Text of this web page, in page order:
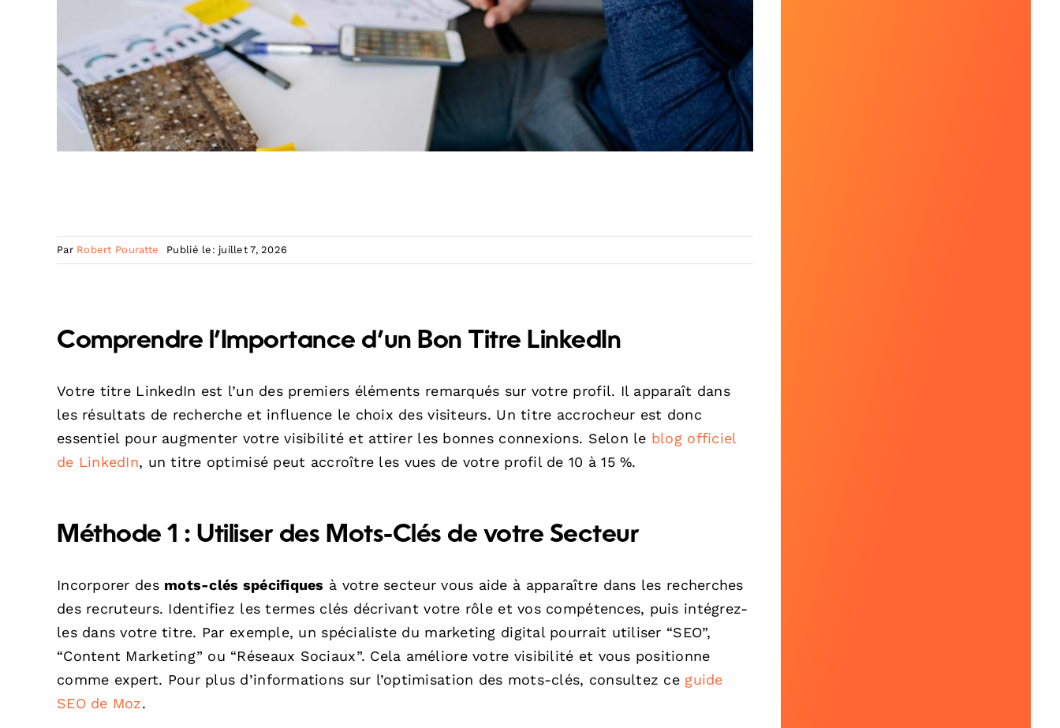
Par Robert Pouratte Publié le: juillet 7, 2026
Comprendre l’Importance d’un Bon Titre LinkedIn
Votre titre LinkedIn est l’un des premiers éléments remarqués sur votre profil. Il apparaît dans
les résultats de recherche et influence le choix des visiteurs. Un titre accrocheur est donc
essentiel pour augmenter votre visibilité et attirer les bonnes connexions. Selon le blog officiel
de LinkedIn, un titre optimisé peut accroître les vues de votre profil de 10 à 15 %.
Méthode 1 : Utiliser des Mots-Clés de votre Secteur
Incorporer des mots-clés spécifiques à votre secteur vous aide à apparaître dans les recherches
des recruteurs. Identifiez les termes clés décrivant votre rôle et vos compétences, puis intégrez-
les dans votre titre. Par exemple, un spécialiste du marketing digital pourrait utiliser “SEO”,
“Content Marketing” ou “Réseaux Sociaux”. Cela améliore votre visibilité et vous positionne
comme expert. Pour plus d’informations sur l’optimisation des mots-clés, consultez ce guide
SEO de Moz.